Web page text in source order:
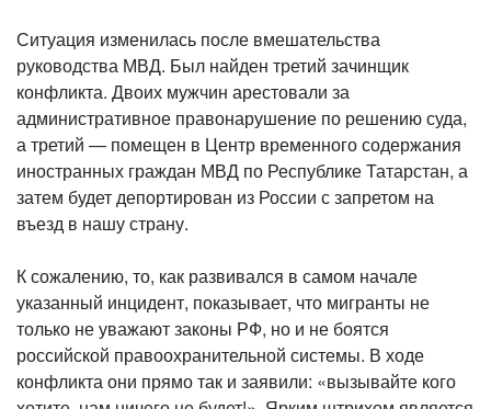
Ситуация изменилась после вмешательства
руководства МВД. Был найден третий зачинщик
конфликта. Двоих мужчин арестовали за
административное правонарушение по решению суда,
а третий — помещен в Центр временного содержания
иностранных граждан МВД по Республике Татарстан, а
затем будет депортирован из России с запретом на
въезд в нашу страну.
К сожалению, то, как развивался в самом начале
указанный инцидент, показывает, что мигранты не
только не уважают законы РФ, но и не боятся
российской правоохранительной системы. В ходе
конфликта они прямо так и заявили: «вызывайте кого